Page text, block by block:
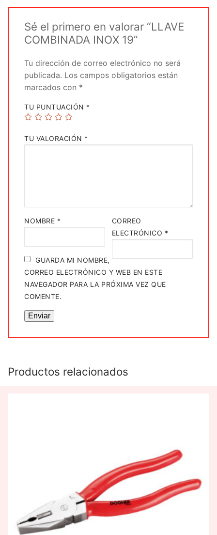
Sé el primero en valorar “LLAVE
COMBINADA INOX 19”
Tu dirección de correo electrónico no será
publicada. Los campos obligatorios están
marcados con *
TU PUNTUACIÓN *
TU VALORACIÓN *
NOMBRE *
CORREO
ELECTRÓNICO *
GUARDA MI NOMBRE,
CORREO ELECTRÓNICO Y WEB EN ESTE
NAVEGADOR PARA LA PRÓXIMA VEZ QUE
COMENTE.
Productos relacionados